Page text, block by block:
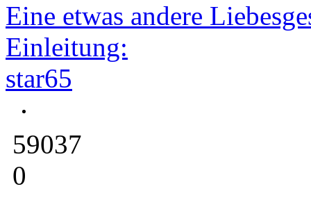
Eine etwas andere
Einleitung:
star65
59037
0